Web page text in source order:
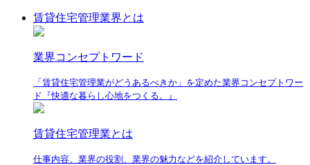
賃貸住宅管理業界とは
業界コンセプトワード
「賃貸住宅管理業がどうあるべきか」を定めた業界コンセプトワー
ド『快適な暮らし心地をつくる。』
賃貸住宅管理業とは
仕事内容、業界の役割、業界の魅力などを紹介しています。